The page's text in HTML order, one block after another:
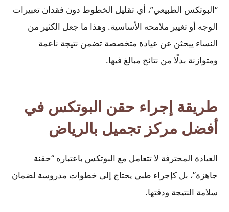
“البوتكس الطبيعي”، أي تقليل الخطوط دون فقدان تعبيرات
الوجه أو تغيير ملامحه الأساسية. وهذا ما جعل الكثير من
النساء يبحثن عن عيادة متخصصة تضمن نتيجة ناعمة
ومتوازنة بدلًا من نتائج مبالغ فيها.
طريقة إجراء حقن البوتكس في
أفضل مركز تجميل بالرياض
العيادة المحترفة لا تتعامل مع البوتكس باعتباره “حقنة
جاهزة”، بل كإجراء طبي يحتاج إلى خطوات مدروسة لضمان
سلامة النتيجة ودقتها.